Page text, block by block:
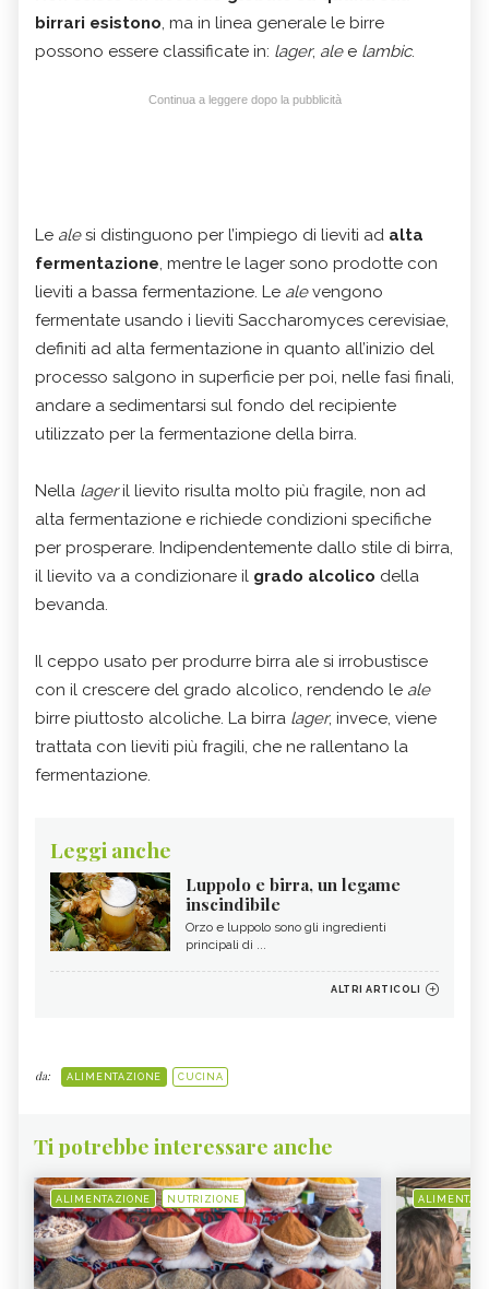
birrari esistono, ma in linea generale le birre
possono essere classificate in: lager, alee lambic.
Continua a leggere dopo la pubblicità
Le alesi distinguono per l’impiego di lieviti ad alta
fermentazione, mentre le lager sono prodotte con
lieviti a bassa fermentazione. Le alevengono
fermentate usando i lieviti Saccharomyces cerevisiae,
definiti ad alta fermentazione in quanto all’inizio del
processo salgono in superficie per poi, nelle fasi finali,
andare a sedimentarsi sul fondo del recipiente
utilizzato per la fermentazione della birra.
Nella lageril lievito risulta molto più fragile, non ad
alta fermentazione e richiede condizioni specifiche
per prosperare. Indipendentemente dallo stile di birra,
il lievito va a condizionare il grado alcolico della
bevanda.
Il ceppo usato per produrre birra ale si irrobustisce
con il crescere del grado alcolico, rendendo le ale
birre piuttosto alcoliche. La birra lager, invece, viene
trattata con lieviti più fragili, che ne rallentano la
fermentazione.
Leggi anche
Luppolo e birra, un legame
inscindibile
Orzo e luppolo sono gli ingredienti
principali di ...
ALTRI ARTICOLI
da: ALIMENTAZIONE CUCINA
Ti potrebbe interessare anche
ALIMENTAZIONE NUTRIZIONE